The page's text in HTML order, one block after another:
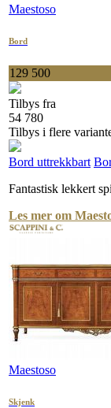
Maestoso
Bord
129 500
Tilbys fra
54 780
Tilbys i flere
Bord uttrekkbart
Fantastisk lekkert
Les mer om
Maestoso
Skjenk